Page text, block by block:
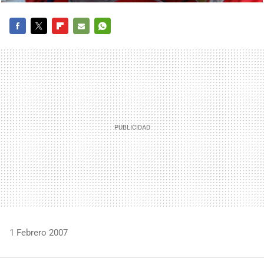
MAIL
1 Febrero 2007